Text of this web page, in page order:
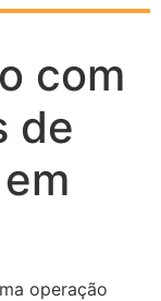
com
de
operação